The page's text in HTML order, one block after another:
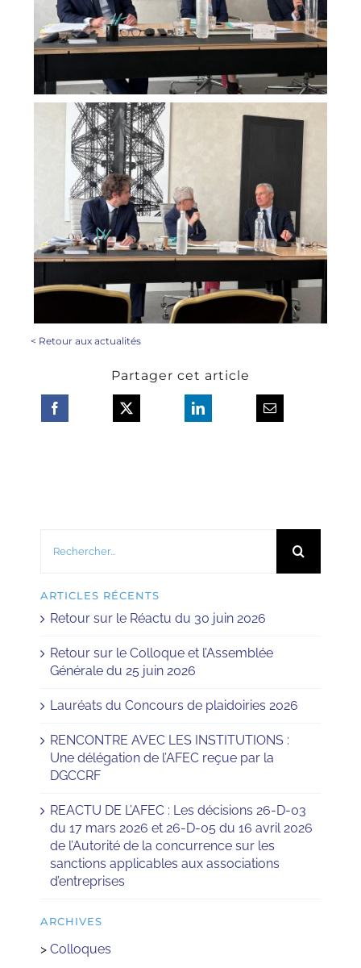
< Retour aux actualités
Partager cet article
ARTICLES RÉCENTS
Retour sur le Réactu du 30 juin 2026
Retour sur le Colloque et l’Assemblée
Générale du 25 juin 2026
Lauréats du Concours de plaidoiries 2026
RENCONTRE AVEC LES INSTITUTIONS :
Une délégation de l’AFEC reçue par la
DGCCRF
REACTU DE L’AFEC : Les décisions 26-D-03
du 17 mars 2026 et 26-D-05 du 16 avril 2026
de l’Autorité de la concurrence sur les
sanctions applicables aux associations
d’entreprises
ARCHIVES
> Colloques